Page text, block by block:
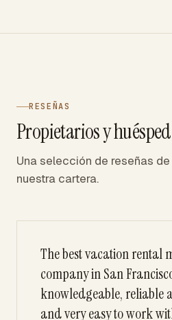
RESEÑAS
Propietarios y
Una selección de reseñas
nuestra cartera.
The best vacation rental
company in San
knowledgeable, reliable
and very easy to work